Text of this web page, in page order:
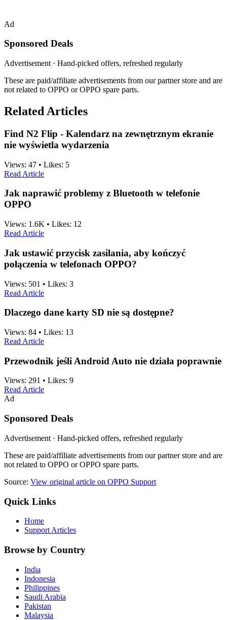
Ad
Sponsored Deals
Advertisement · Hand-picked offers, refreshed regularly
These are paid/affiliate advertisements from our partner store and are
not related to OPPO or OPPO spare parts.
Related Articles
Find N2 Flip - Kalendarz na zewnętrznym ekranie
nie wyświetla wydarzenia
Views: 47 • Likes: 5
Read Article
Jak naprawić problemy z Bluetooth w telefonie
OPPO
Views: 1.6K • Likes: 12
Read Article
Jak ustawić przycisk zasilania, aby kończyć
połączenia w telefonach OPPO?
Views: 501 • Likes: 3
Read Article
Dlaczego dane karty SD nie są dostępne?
Views: 84 • Likes: 13
Read Article
Przewodnik jeśli Android Auto nie działa poprawnie
Views: 291 • Likes: 9
Read Article
Ad
Sponsored Deals
Advertisement · Hand-picked offers, refreshed regularly
These are paid/affiliate advertisements from our partner store and are
not related to OPPO or OPPO spare parts.
Source: View original article on OPPO Support
Quick Links
Home
Support Articles
Browse by Country
India
Indonesia
Philippines
Saudi Arabia
Pakistan
Malaysia